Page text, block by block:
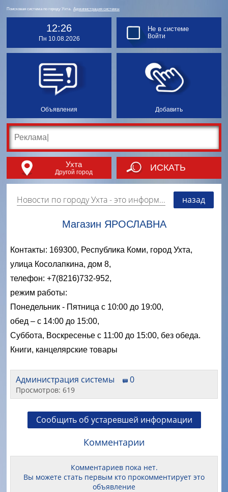
Поисковая система по городу Ухта. Администрация системы
12:26
Пн 10.08.2026
Объявления Добавить
Не в системе
Войти
Ухта
Другой город ИСКАТЬ
Новости по городу Ухта- это информация о событиях, мероприятиях и торгово-коммерческой деятельности города. Страницу наполняют платные и бесплатные объявления, имеющие функцию "поднятия вверх списка". назад
Магазин ЯРОСЛАВНА
Контакты: 169300, Республика Коми, город Ухта,
улица Косолапкина, дом 8,
телефон: +7(8216)732-952,
режим работы:
Понедельник - Пятница с 10:00 до 19:00,
обед – с 14:00 до 15:00,
Суббота, Воскресенье с 11:00 до 15:00, без обеда.
Книги, канцелярские товары
Администрация системы 0
Просмотров: 619
Сообщить об устаревшей информации
Комментарии
Комментариев пока нет.
Вы можете стать первым кто прокомментирует это
объявление